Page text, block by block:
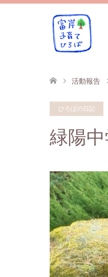
活動報告
ひろばの日記
緑陽